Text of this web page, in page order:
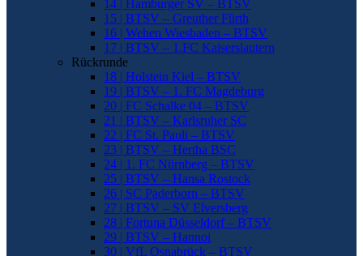
14 | Hamburger SV – BTSV
15 | BTSV – Greuther Fürth
16 | Wehen Wiesbaden – BTSV
17 | BTSV – 1.FC Kaiserslautern
Rückrunde
18 | Holstein Kiel – BTSV
19 | BTSV – 1. FC Magdeburg
20 | FC Schalke 04 – BTSV
21 | BTSV – Karlsruher SC
22 | FC St. Pauli – BTSV
23 | BTSV – Hertha BSC
24 | 1. FC Nürnberg – BTSV
25 | BTSV – Hansa Rostock
26 | SC Paderborn – BTSV
27 | BTSV – SV Elversberg
28 | Fortuna Düsseldorf – BTSV
29 | BTSV – Hannoi
30 | VfL Osnabrück – BTSV